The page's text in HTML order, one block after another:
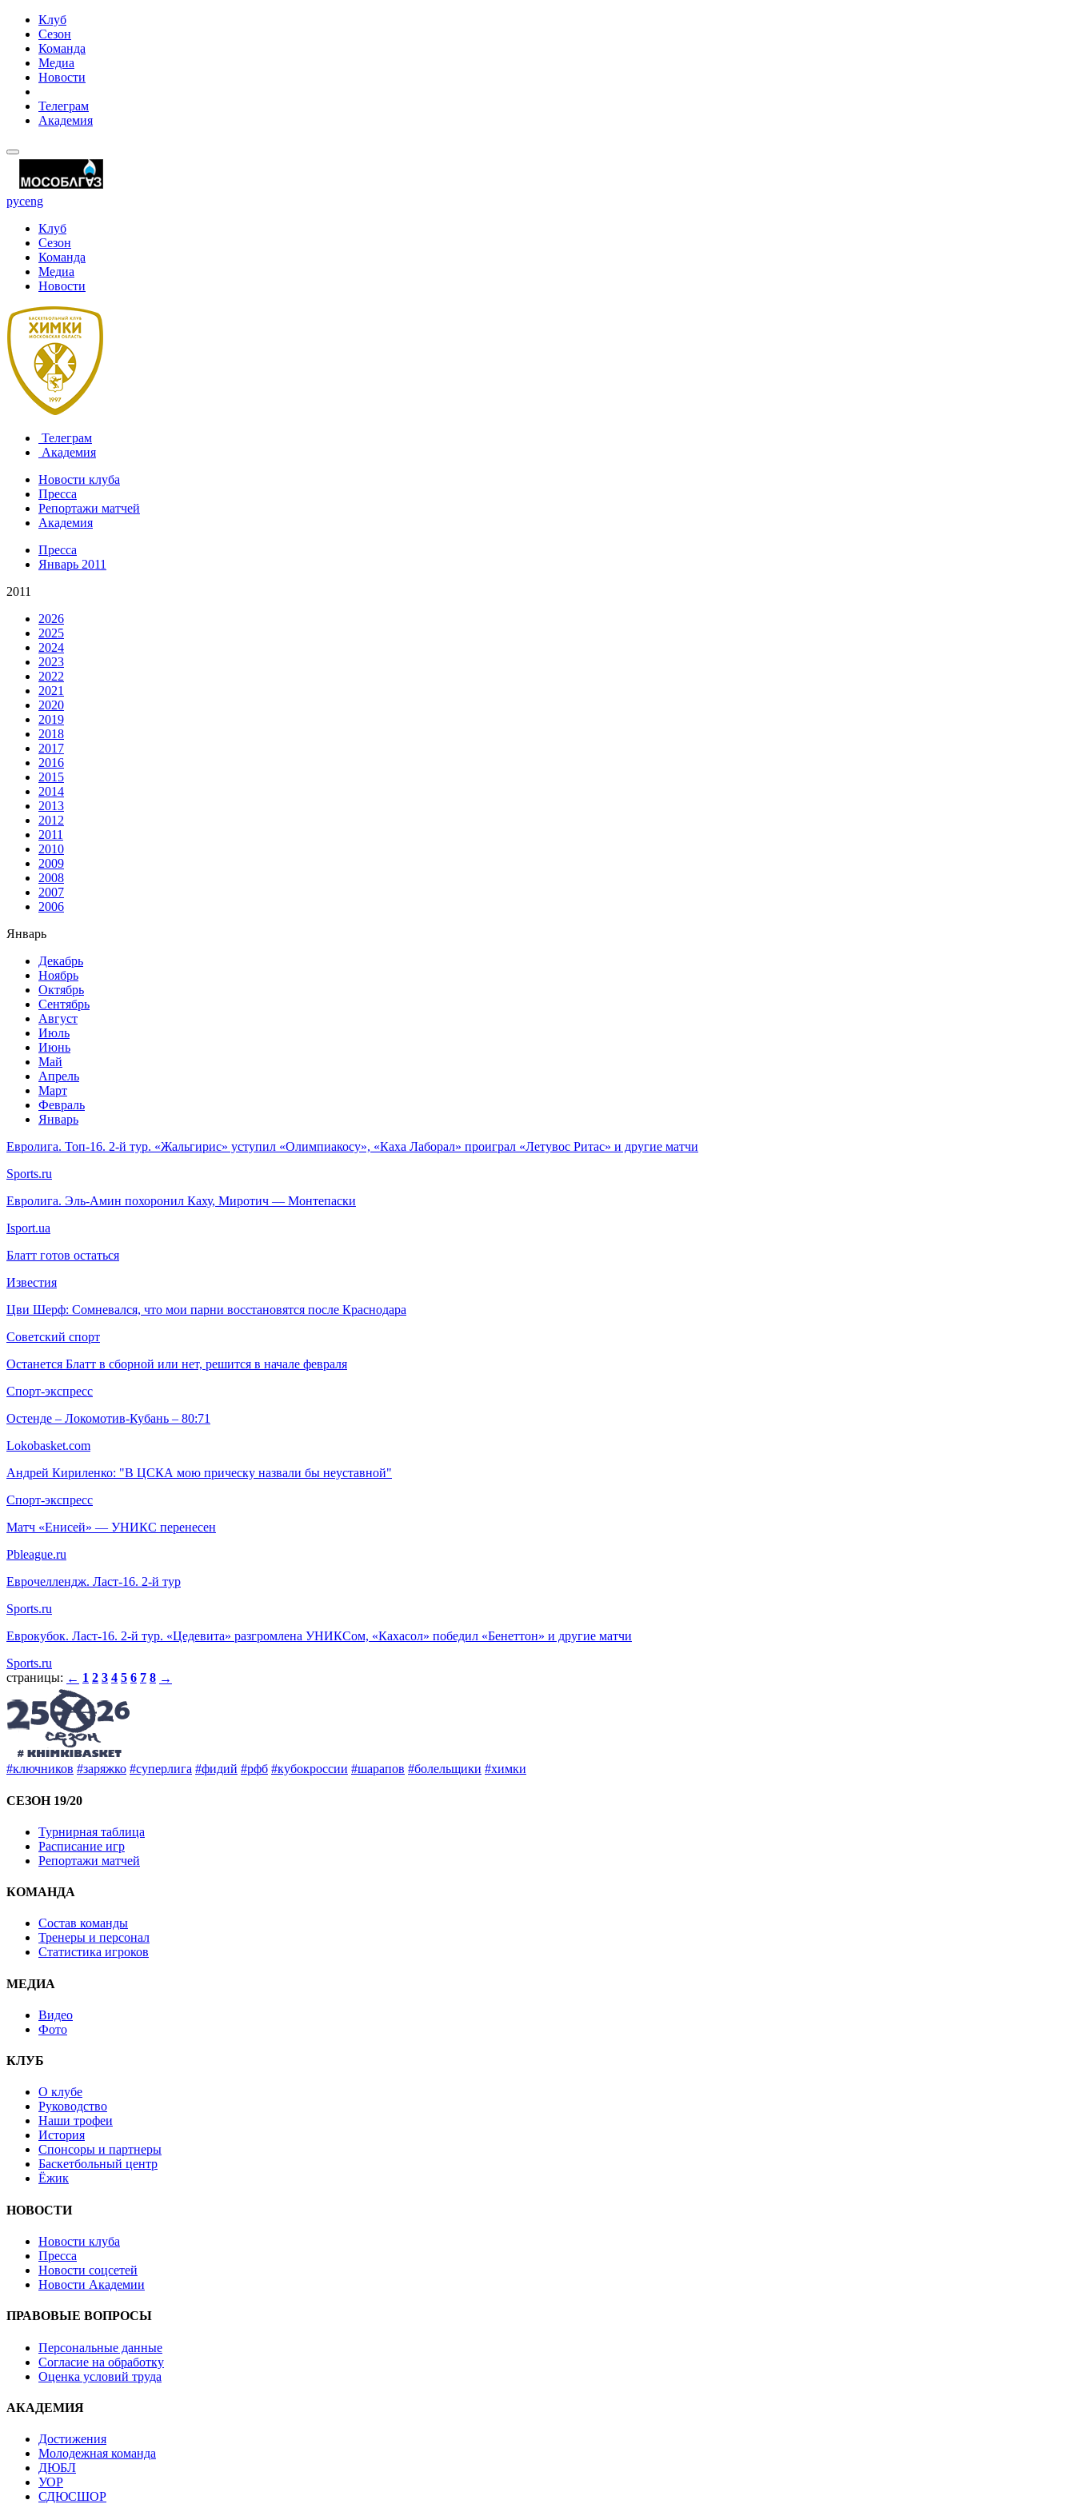
Клуб
Сезон
Команда
Медиа
Новости
Телеграм
Академия
русeng
Клуб
Сезон
Команда
Медиа
Новости
Телеграм
Академия
Новости клуба
Пресса
Репортажи матчей
Академия
Пресса
Январь 2011
2011
2026
2025
2024
2023
2022
2021
2020
2019
2018
2017
2016
2015
2014
2013
2012
2011
2010
2009
2008
2007
2006
Январь
Декабрь
Ноябрь
Октябрь
Сентябрь
Август
Июль
Июнь
Май
Апрель
Март
Февраль
Январь
Евролига. Топ-16. 2-й тур. «Жальгирис» уступил «Олимпиакосу», «Каха Лаборал» проиграл «Летувос Ритас» и другие матчи
Sports.ru
Евролига. Эль-Амин похоронил Каху, Миротич — Монтепаски
Isport.ua
Блатт готов остаться
Известия
Цви Шерф: Сомневался, что мои парни восстановятся после Краснодара
Советский спорт
Останется Блатт в сборной или нет, решится в начале февраля
Спорт-экспресс
Остенде – Локомотив-Кубань – 80:71
Lokobasket.com
Андрей Кириленко: "В ЦСКА мою прическу назвали бы неуставной"
Спорт-экспресс
Матч «Енисей» — УНИКС перенесен
Pbleague.ru
Еврочеллендж. Ласт-16. 2-й тур
Sports.ru
Еврокубок. Ласт-16. 2-й тур. «Цедевита» разгромлена УНИКСом, «Кахасол» победил «Бенеттон» и другие матчи
Sports.ru
страницы: ← 1 2 3 4 5 6 7 8 →
#ключников #заряжко #суперлига #фидий #рфб #кубокроссии #шарапов #болельщики #химки
СЕЗОН 19/20
Турнирная таблица
Расписание игр
Репортажи матчей
КОМАНДА
Состав команды
Тренеры и персонал
Статистика игроков
МЕДИА
Видео
Фото
КЛУБ
О клубе
Руководство
Наши трофеи
История
Спонсоры и партнеры
Баскетбольный центр
Ёжик
НОВОСТИ
Новости клуба
Пресса
Новости соцсетей
Новости Академии
ПРАВОВЫЕ ВОПРОСЫ
Персональные данные
Согласие на обработку
Оценка условий труда
АКАДЕМИЯ
Достижения
Молодежная команда
ДЮБЛ
УОР
СДЮСШОР